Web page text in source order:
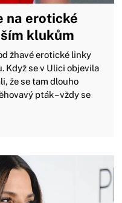
na erotické
klukům
žhavé erotické linky
Když se v Ulici objevila
že se tam dlouho
pták – vždy se